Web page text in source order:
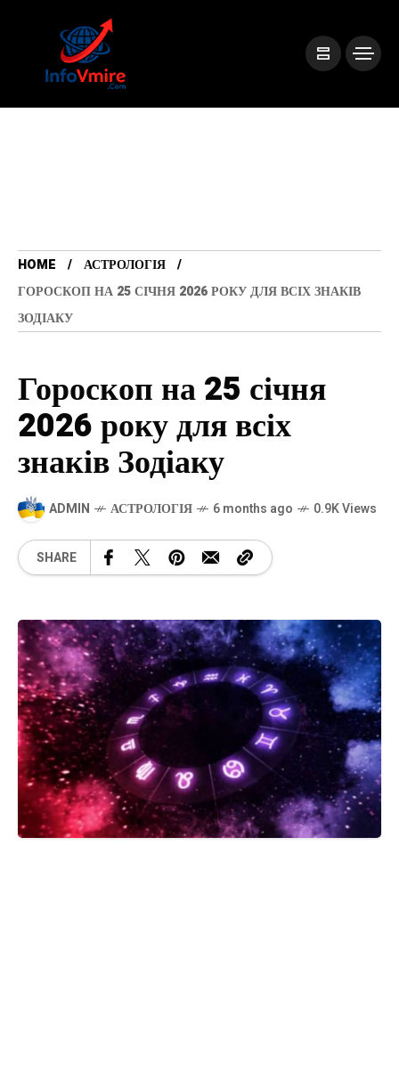
HOME
АСТРОЛОГІЯ
ГОРОСКОП НА 25 СІЧНЯ 2026 РОКУ ДЛЯ ВСІХ ЗНАКІВ
ЗОДІАКУ
Гороскоп на 25 січня
2026 року для всіх
знаків Зодіаку
ADMIN АСТРОЛОГІЯ 6 months ago 0.9K Views
SHARE